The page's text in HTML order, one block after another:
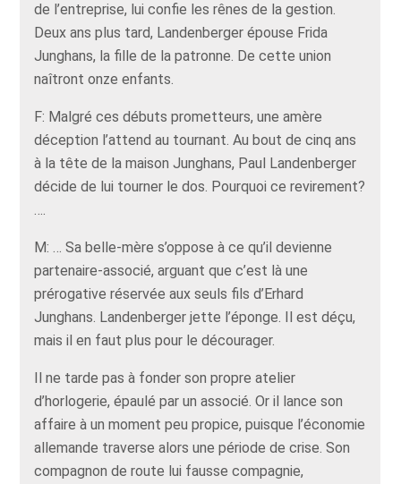
de l’entreprise, lui confie les rênes de la gestion.
Deux ans plus tard, Landenberger épouse Frida
Junghans, la fille de la patronne. De cette union
naîtront onze enfants.
F: Malgré ces débuts prometteurs, une amère
déception l’attend au tournant. Au bout de cinq ans
à la tête de la maison Junghans, Paul Landenberger
décide de lui tourner le dos. Pourquoi ce revirement?
….
M: … Sa belle-mère s’oppose à ce qu’il devienne
partenaire-associé, arguant que c’est là une
prérogative réservée aux seuls fils d’Erhard
Junghans. Landenberger jette l’éponge. Il est déçu,
mais il en faut plus pour le décourager.
Il ne tarde pas à fonder son propre atelier
d’horlogerie, épaulé par un associé. Or il lance son
affaire à un moment peu propice, puisque l’économie
allemande traverse alors une période de crise. Son
compagnon de route lui fausse compagnie,